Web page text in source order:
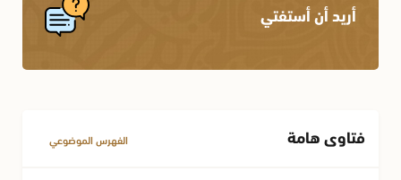
أريد أن أستفتي
فتاوى هامة الفهرس الموضوعي